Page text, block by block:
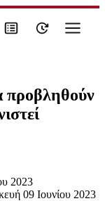
προβληθούν
2023
09 Ιουνίου 2023